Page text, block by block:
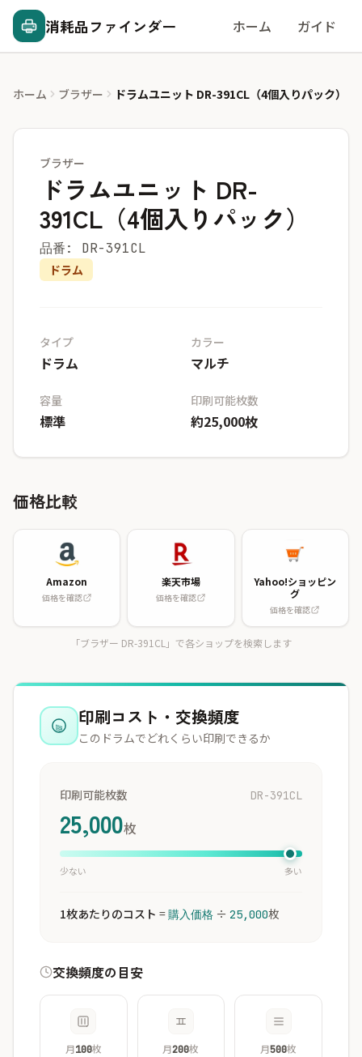
消耗品ファインダー ホーム ガイド
ホーム ブラザー ドラムユニット DR-391CL（4個入りパック）
ブラザー
ドラムユニット DR-
391CL（4個入りパック）
品番: DR-391CL
ドラム
タイプ
ドラム
カラー
マルチ
容量
標準
印刷可能枚数
約25,000枚
価格比較
Amazon
価格を確認
楽天市場
価格を確認
Yahoo!ショッピン
グ
価格を確認
「ブラザー DR-391CL」で各ショップを検索します
印刷コスト・交換頻度
このドラムでどれくらい印刷できるか
印刷可能枚数
25,000枚
DR-391CL
少ない 多い
1枚あたりのコスト =購入価格 ÷ 25,000枚
交換頻度の目安
月100枚 月200枚 月500枚